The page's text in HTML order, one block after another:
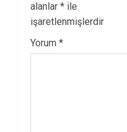
alanlar * ile
işaretlenmişlerdir
Yorum *